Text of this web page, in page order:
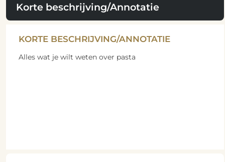
Korte beschrijving/Annotatie
KORTE BESCHRIJVING/ANNOTATIE
Alles wat je wilt weten over pasta